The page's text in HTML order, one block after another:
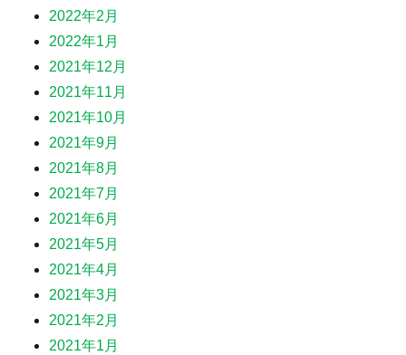
2022年2月
2022年1月
2021年12月
2021年11月
2021年10月
2021年9月
2021年8月
2021年7月
2021年6月
2021年5月
2021年4月
2021年3月
2021年2月
2021年1月